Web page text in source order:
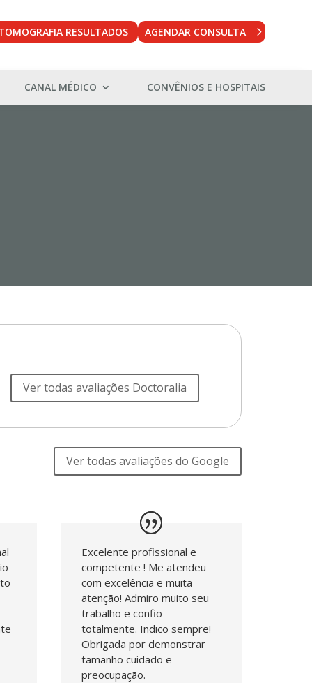
RESULTADOS AGENDAR CONSULTA
CANAL MÉDICO CONVÊNIOS E HOSPITAIS
Ver todas avaliações Doctoralia
Ver todas avaliações do Google
Excelente profissional e
competente ! Me atendeu
com excelência e muita
atenção! Admiro muito seu
trabalho e confio
totalmente. Indico sempre!
Obrigada por demonstrar
tamanho cuidado e
preocupação.